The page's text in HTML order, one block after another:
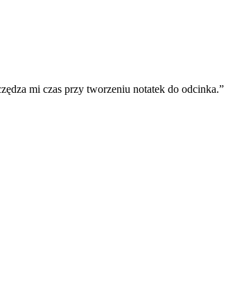
mi czas przy tworzeniu notatek do odcinka.”